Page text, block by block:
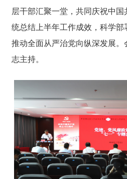
层干部汇聚一堂，共同庆祝中
统总结上半年工作成效，科学
推动全面从严治党向纵深发展
志主持。